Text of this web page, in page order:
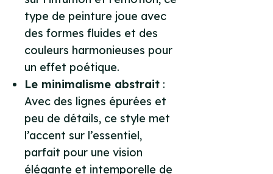
type de peinture joue avec
des formes fluides et des
couleurs harmonieuses pour
un effet poétique.
Le minimalisme abstrait :
Avec des lignes épurées et
peu de détails, ce style met
l’accent sur l’essentiel,
parfait pour une vision
élégante et intemporelle de